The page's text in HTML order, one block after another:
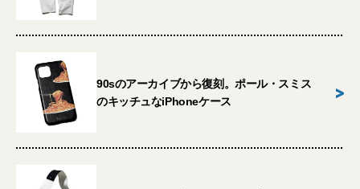
90sのアーカイブから復刻。ポール・スミス
のキッチュなiPhoneケース
>